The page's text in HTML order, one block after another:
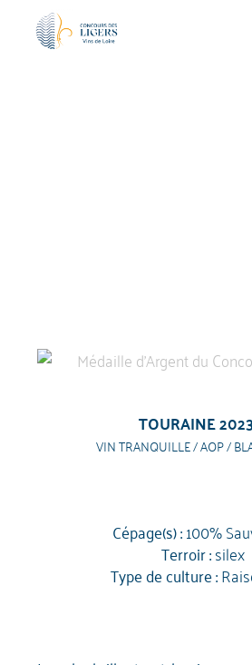
TOURAINE 2023
VIN TRANQUILLE / AOP /
Cépage(s) :100%
Terroir :silex
Type de culture :